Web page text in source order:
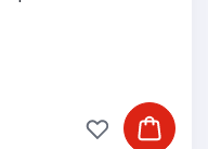
Ajouter
Ajouter à ma